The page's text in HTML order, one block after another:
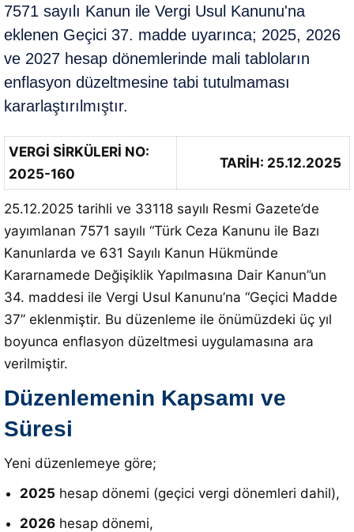
7571 sayılı Kanun ile Vergi Usul Kanunu'na
eklenen Geçici 37. madde uyarınca; 2025, 2026
ve 2027 hesap dönemlerinde mali tabloların
enflasyon düzeltmesine tabi tutulmaması
kararlaştırılmıştır.
VERGİ SİRKÜLERİ NO:
2025-160
TARİH: 25.12.2025
25.12.2025 tarihli ve 33118 sayılı Resmi Gazete’de
yayımlanan 7571 sayılı “Türk Ceza Kanunu ile Bazı
Kanunlarda ve 631 Sayılı Kanun Hükmünde
Kararnamede Değişiklik Yapılmasına Dair Kanun”un
34. maddesi ile Vergi Usul Kanunu’na “Geçici Madde
37” eklenmiştir. Bu düzenleme ile önümüzdeki üç yıl
boyunca enflasyon düzeltmesi uygulamasına ara
verilmiştir.
Düzenlemenin Kapsamı ve
Süresi
Yeni düzenlemeye göre;
2025 hesap dönemi (geçici vergi dönemleri dahil),
2026 hesap dönemi,